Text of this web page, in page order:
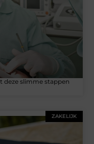
deze slimme stappen
ZAKELIJK